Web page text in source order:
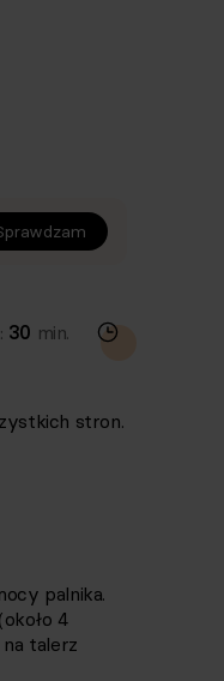
30 min.
stron.
palnika.
4
talerz